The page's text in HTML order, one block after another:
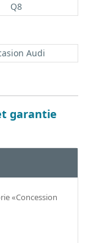
Q8
Audi
garantie
«Concession